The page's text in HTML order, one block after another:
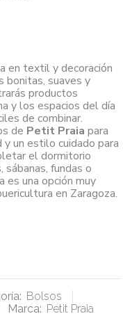
en textil y decoración
bonitas, suaves y
productos
y los espacios del día
de combinar.
de Petit Praia para
y un estilo cuidado para
el dormitorio
fundas o
una opción muy
en Zaragoza.
Bolsos
Marca: Petit Praia